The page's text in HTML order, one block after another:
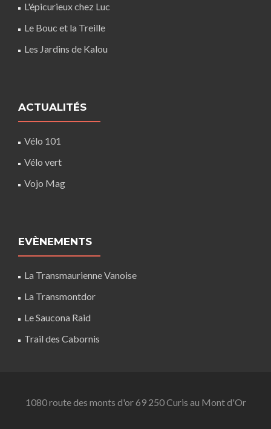
L'épicurieux chez Luc
Le Bouc et la Treille
Les Jardins de Kalou
ACTUALITÉS
Vélo 101
Vélo vert
Vojo Mag
EVÈNEMENTS
La Transmaurienne Vanoise
La Transmontdor
Le Saucona Raid
Trail des Cabornis
1080 route des monts d'or 69 250 Curis au Mont d'Or